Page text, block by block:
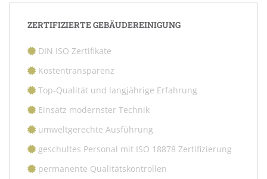
ZERTIFIZIERTE GEBÄUDEREINIGUNG
DIN ISO Zertifikate
Kostentransparenz
Top-Qualität und langjährige Erfahrung
Einsatz modernster Technik
umweltgerechte Ausführung
geschultes Personal mit ISO 18878 Zertifizierung
permanente Qualitätskontrollen